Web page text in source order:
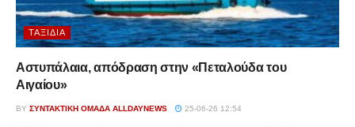
ΤΑΞΊΔΙΑ
Αστυπάλαια, απόδραση στην «Πεταλούδα του
Αιγαίου»
BY ΣΥΝΤΑΚΤΙΚΉ ΟΜΆΔΑ ALLDAYNEWS 25-06-26 12:54